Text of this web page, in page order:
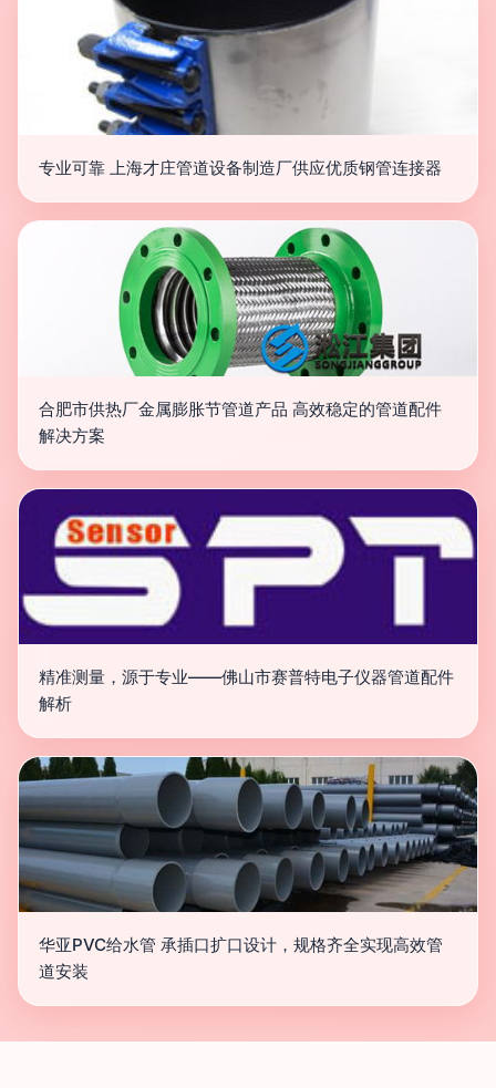
专业可靠 上海才庄管道设备制造厂供应优质钢管连接器
合肥市供热厂金属膨胀节管道产品 高效稳定的管道配件
解决方案
精准测量，源于专业——佛山市赛普特电子仪器管道配件
解析
华亚PVC给水管 承插口扩口设计，规格齐全实现高效管
道安装